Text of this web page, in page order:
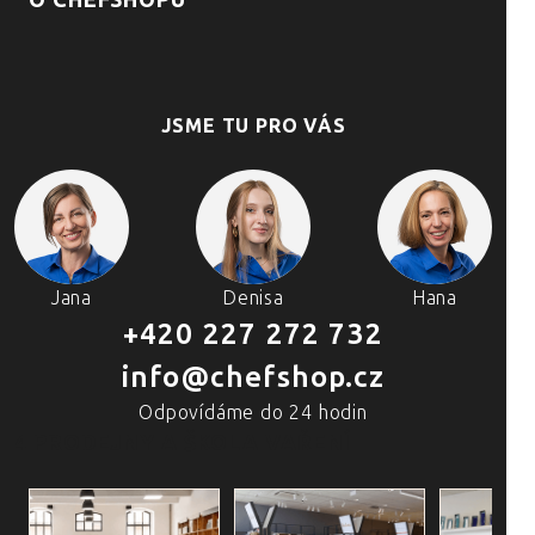
JSME TU PRO VÁS
Jana Denisa Hana
+420 227 272 732
info@chefshop.cz
Odpovídáme do 24 hodin